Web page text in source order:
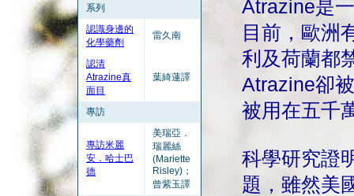
系列
認識身邊的
化學藥劑
雷久南
認清
Atrazine真
面目
葉綺蓮譯
專訪
專訪米麗
安．哈士巴
德
美瑞亞．
瑞麗絲
(Mariette
Risley)；
曾紫玉譯
Atrazine是
目前，歐洲
利及荷蘭都
Atrazine卻
被用在五千
科學研究證
題，雖然美